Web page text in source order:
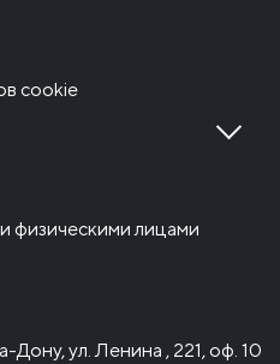
cookie
физическими лицами
ул. Ленина , 221, оф. 10